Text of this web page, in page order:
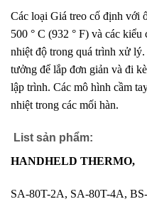
Các loại Giá treo cố định với
500 ° C (932 ° F) và các
nhiệt độ trong quá trình xử
tưởng để lắp đơn giản và đi
lập trình. Các mô hình cầm
nhiệt trong các mối hàn.
List sản phẩm:
HANDHELD THERMO,
SA-80T-2A, SA-80T-4A,